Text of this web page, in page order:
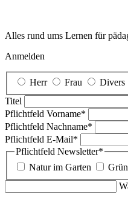
Alles rund ums Lernen für
Anmelden
Herr Frau
Divers
Titel
Pflichtfeld Vorname*
Pflichtfeld Nachname*
Pflichtfeld E-Mail*
Pflichtfeld Newsletter*
Natur im Garten